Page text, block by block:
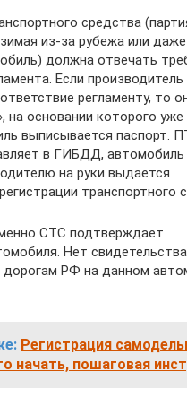
средства
из-за рубежа или даже
должна отвечать
Если производитель
регламенту, то
на основании которого уже
выписывается паспорт.
в ГИБДД, автомобиль
на руки выдается
транспортного
СТС подтверждает
Нет
дорогам РФ на данном
Регистрация
начать, пошаговая